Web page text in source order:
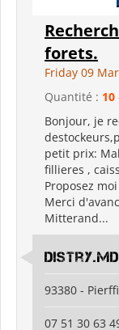
forets.
Friday 09
Quantité : 10
Bonjour, je
petit prix:
fillieres ,
Proposez
Merci
Mitterand...
Distry.md
93380 -
07 51 30 63